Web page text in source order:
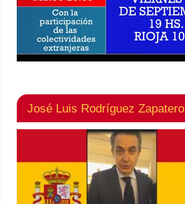
José Luis Rodríguez Zapatero